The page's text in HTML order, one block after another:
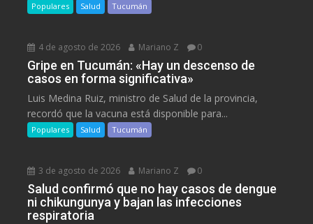
Populares Salud Tucumán
4 de agosto de 2026 Mariano Z 0
Gripe en Tucumán: «Hay un descenso de
casos en forma significativa»
Luis Medina Ruiz, ministro de Salud de la provincia,
recordó que la vacuna está disponible para...
Populares Salud Tucumán
3 de agosto de 2026 Mariano Z 0
Salud confirmó que no hay casos de dengue
ni chikungunya y bajan las infecciones
respiratoria